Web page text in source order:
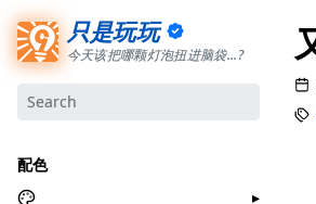
只是玩玩
今天该把哪颗灯泡扭进脑袋...?
配色